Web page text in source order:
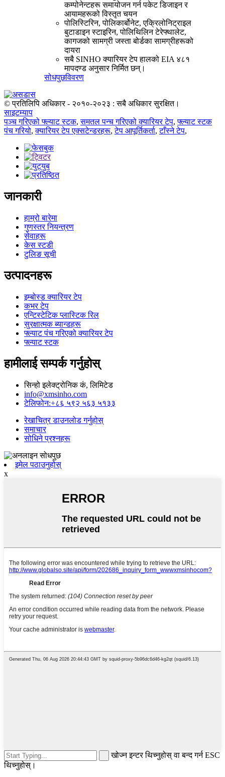
कम्पोनेन्टहरू समायोजन गर्न पकेट डिजाइन र
आयामहरूको विस्तृत चयन
पोलिस्टिरिन, पोलिकार्बोनेट, एक्रिलोनिट्राइल
बुटाडाइन स्टाइरिन, पोलिथिलिन टेरेफ्थालेट,
कागजको सामग्री जस्ता बोर्डका सामग्रीहरूको
दायरा
सबै SINHO क्यारियर टेप हालको EIA ४८१
मापदण्ड अनुसार निर्मित छन्।
सोधपुछविवरण
© प्रतिलिपि अधिकार - २०१०-२०२३ : सबै अधिकार सुरक्षित।
साइटम्याप
पञ्च गरिएको फ्ल्याट स्टक,समतल पन्च गरिएको क्यारियर टेप,फ्ल्याट स्टक
पंच गरियो,क्यारियर टेप एक्सटेन्डरहरू,टेप आपूर्तिकर्ता,टाँस्ने टेप,
जानकारी
हाम्रो बारेमा
गुणस्तर नियन्त्रण
सेवाहरू
केस स्टडी
टुलिङ सूची
उत्पादनहरू
इम्बोस्ड क्यारियर टेप
कभर टेप
एन्टिस्टेटिक प्लास्टिक रिल
सुरक्षात्मक ब्यान्डहरू
फ्ल्याट पंच गरिएको क्यारियर टेप
फ्ल्याट स्टक
हामीलाई सम्पर्क गर्नुहोस्
सिन्हो इलेक्ट्रोनिक कं, लिमिटेड
info@xmsinho.com
टेलिफोन:+८६ ५९२ ५६३ ५१३३
रेखाचित्र डाउनलोड गर्नुहोस्
समाचार
सोधिने प्रश्नहरू
इमेल पठाउनुहोस्
x
खोज्न इन्टर थिच्नुहोस् वा बन्द गर्न ESC
थिच्नुहोस्।